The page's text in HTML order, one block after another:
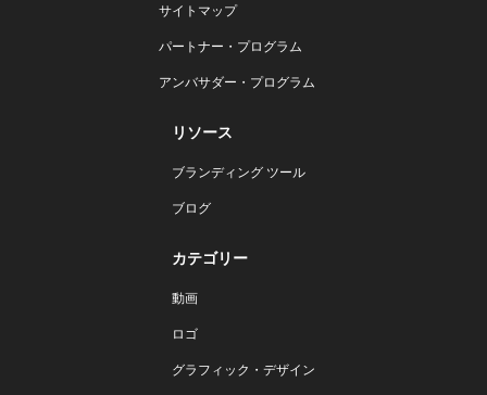
サイトマップ
パートナー・プログラム
アンバサダー・プログラム
リソース
ブランディング ツール
ブログ
カテゴリー
動画
ロゴ
グラフィック・デザイン